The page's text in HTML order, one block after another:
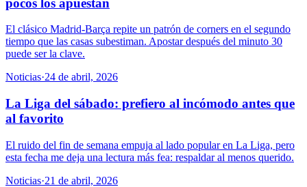
El clásico Madrid-Barça repite un patrón de corners en el segundo
tiempo que las casas subestiman. Apostar después del minuto 30
puede ser la clave.
Noticias·24 de abril, 2026
La Liga del sábado: prefiero al incómodo antes que
al favorito
El ruido del fin de semana empuja al lado popular en La Liga, pero
esta fecha me deja una lectura más fea: respaldar al menos querido.
Noticias·21 de abril, 2026